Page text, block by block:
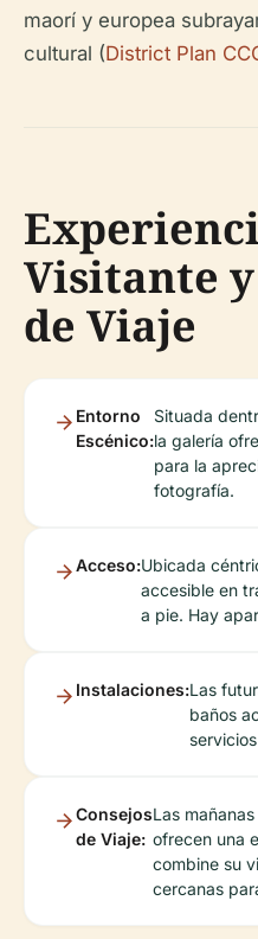
maorí y europea
cultural (District Plan
Visitante
de Viaje
Entorno
Escénico:
Situada
la galería
para la
fotografía.
Acceso:Ubicada
accesible en
a pie. Hay
Instalaciones:Las
baños
Consejos
de Viaje:
Las
ofrecen una
combine su
cercanas